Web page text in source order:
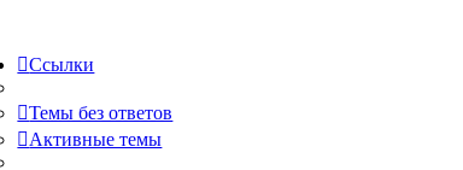
Ссылки
Темы без ответов
Активные темы